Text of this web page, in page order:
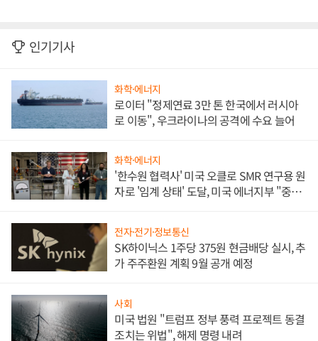
인기기사
화학·에너지
로이터 "정제연료 3만 톤 한국에서 러시아
로 이동", 우크라이나의 공격에 수요 늘어
화학·에너지
'한수원 협력사' 미국 오클로 SMR 연구용 원
자로 '임계 상태' 도달, 미국 에너지부 "중요
전자·전기·정보통신
SK하이닉스 1주당 375원 현금배당 실시, 추
가 주주환원 계획 9월 공개 예정
사회
미국 법원 "트럼프 정부 풍력 프로젝트 동결
조치는 위법", 해제 명령 내려